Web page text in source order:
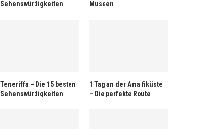
Sehenswürdigkeiten
Museen
Teneriffa – Die 15 besten
Sehenswürdigkeiten
1 Tag an der Amalfiküste
– Die perfekte Route